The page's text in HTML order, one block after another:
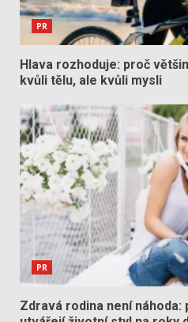
PR
Hlava rozhoduje: proč
kvůli tělu, ale kvůli mysli
PR
Zdravá rodina není náhoda: